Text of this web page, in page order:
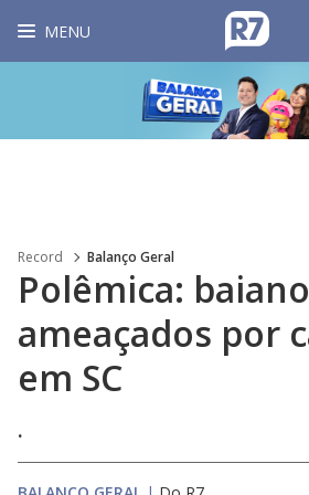
MENU
Record Balanço Geral
Polêmica:
ameaçados por
em SC
.